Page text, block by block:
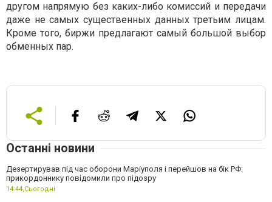
другом напрямую без каких-либо комиссий и передачи
даже не самых существенных данных третьим лицам.
Кроме того, биржи предлагают самый большой выбор
обменных пар.
Останні новини
Дезертирував під час оборони Маріуполя і перейшов на бік РФ:
прикордоннику повідомили про підозру
14:44,Сьогодні